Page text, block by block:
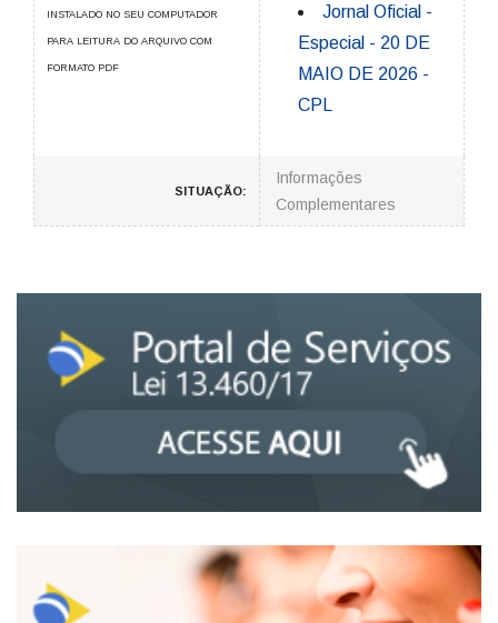
INSTALADO NO SEU COMPUTADOR
PARA LEITURA DO ARQUIVO COM
FORMATO PDF
Jornal Oficial -
Especial - 20 DE
MAIO DE 2026 -
CPL
SITUAÇÃO:
Informações
Complementares